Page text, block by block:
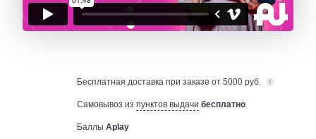
Бесплатная доставка при заказе от 5000 руб.
Самовывоз из пунктов выдачи бесплатно
Баллы Aplay